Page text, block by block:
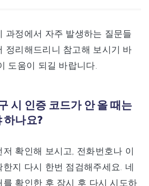
과정에서 자주 발생하는 질문들
정리해드리니 참고해 보시기 바
도움이 되길 바랍니다.
시 인증 코드가 안 올 때는
하나요?
확인해 보시고, 전화번호나 이
지 다시 한번 점검해주세요. 네
를 확인한 후 잠시 후 다시 시도하